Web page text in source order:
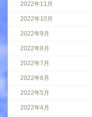
2022年11月
2022年10月
2022年9月
2022年8月
2022年7月
2022年6月
2022年5月
2022年4月